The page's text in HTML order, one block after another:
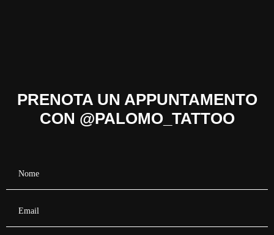
PRENOTA UN APPUNTAMENTO
CON @PALOMO_TATTOO